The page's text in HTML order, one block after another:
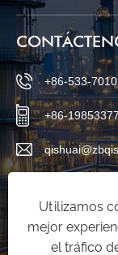
+86-533-
+86-
Parque
provincia de
Utilizamos
mejor
el tráfico